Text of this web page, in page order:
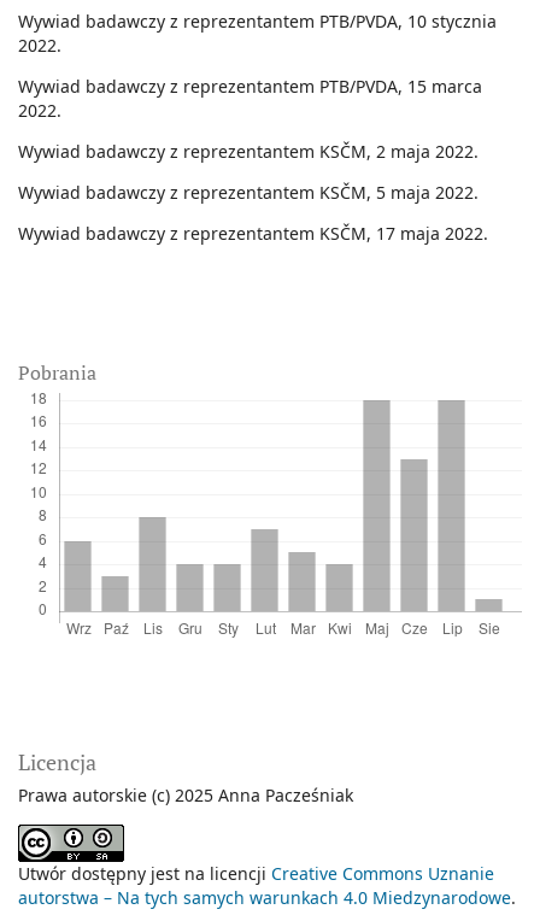
Pobrania
Wywiad badawczy z reprezentantem PTB/PVDA, 10 stycznia
2022.
Wywiad badawczy z reprezentantem PTB/PVDA, 15 marca
2022.
Wywiad badawczy z reprezentantem KSČM, 2 maja 2022.
Wywiad badawczy z reprezentantem KSČM, 5 maja 2022.
Wywiad badawczy z reprezentantem KSČM, 17 maja 2022.
Licencja
Prawa autorskie (c) 2025 Anna Pacześniak
Utwór dostępny jest na licencji Creative Commons Uznanie
autorstwa – Na tych samych warunkach 4.0 Miedzynarodowe.